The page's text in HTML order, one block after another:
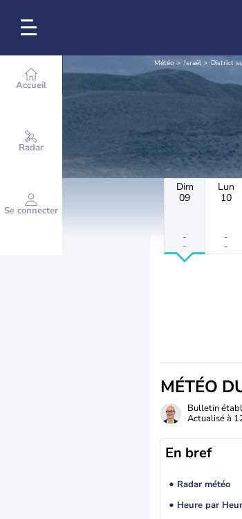
Accueil
Radar
Se connecter
Météo Israël District
Dim
09
-
-
Lun
10
-
-
MÉTÉO
Bulletin
Actualisé à
En bref
Radar météo
Heure par